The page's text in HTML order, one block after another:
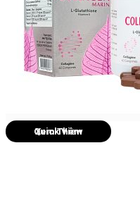
Quick View